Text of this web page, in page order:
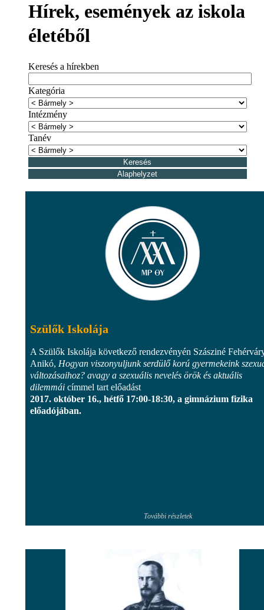
Hírek, események az iskola
életéből
Keresés a hírekben
Kategória
Intézmény
Tanév
Szülők Iskolája
A Szülők Iskolája következő rendezvényén Szásziné
Anikó, Hogyan viszonyuljunk serdülő korú gyermekeink
változásaihoz? avagy a szexuális nevelés örök és aktuális
dilemmái címmel tart előadást
2017. október 16., hétfő 17:00-18:30, a gimnázium fizika
előadójában.
További részletek